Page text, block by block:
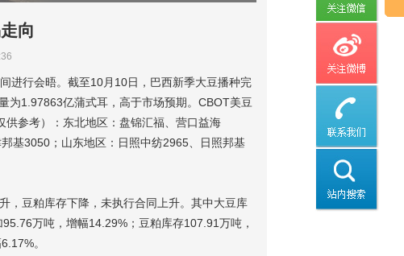
向
进行会晤。截至10月10日，巴西新季大豆播种完
为1.97863亿蒲式耳，高于市场预期。CBOT美豆
参考）：东北地区：盘锦汇福、营口益海
基3050；山东地区：日照中纺2965、日照邦基
，豆粕库存下降，未执行合同上升。其中大豆库
万吨，增幅14.29%；豆粕库存107.91万吨，
。